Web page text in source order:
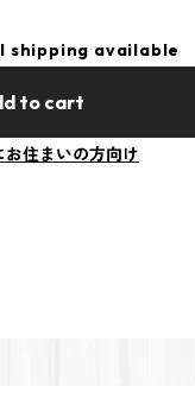
shipping available
to cart
お住まいの方向け